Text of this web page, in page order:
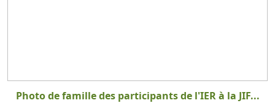
Photo de famille des participants de l'IER à la JIF...